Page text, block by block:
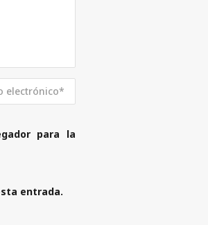
para la
entrada.